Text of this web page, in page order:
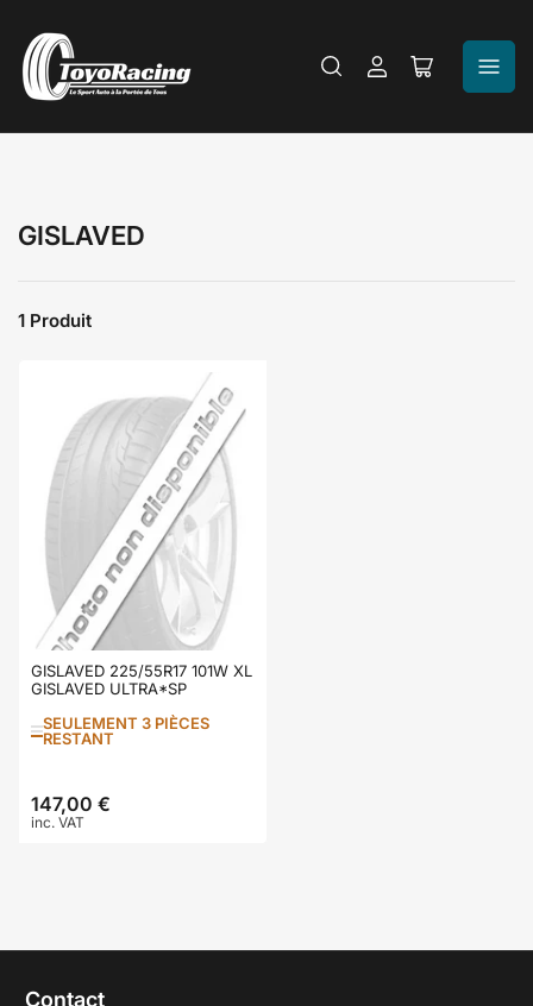
Se
Ouvrir
GISLAVED
1 Produit
GISLAVED 225/55R17 101W XL
GISLAVED ULTRA*SP
SEULEMENT 3 PIÈCES
RESTANT
Prix
147,00 €
inc. VAT
Contact